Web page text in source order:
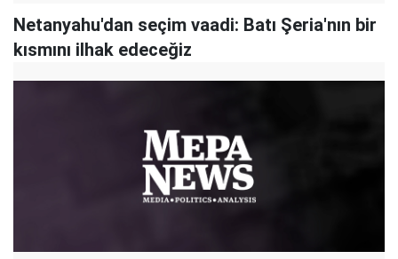
Netanyahu'dan seçim vaadi: Batı Şeria'nın bir
kısmını ilhak edeceğiz